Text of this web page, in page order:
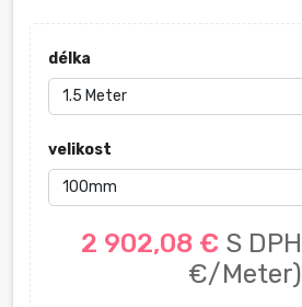
délka
velikost
2 902,08 € S DPH
€/Meter)